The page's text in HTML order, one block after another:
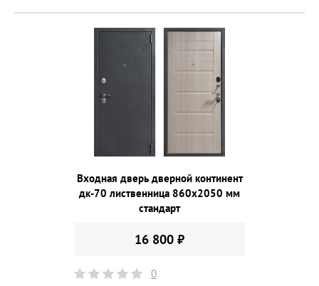
Входная дверь дверной континент
дк-70 лиственница 860х2050 мм
стандарт
16 800 ₽
0